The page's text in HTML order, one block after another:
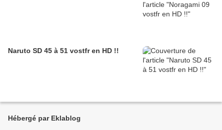
Naruto SD 45 à 51 vostfr en HD !!
Hébergé par Eklablog